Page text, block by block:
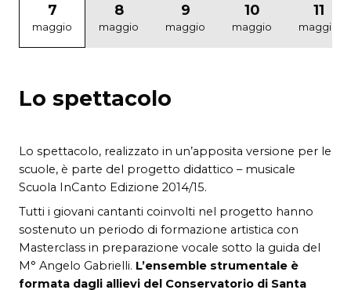
Lo spettacolo
Lo spettacolo, realizzato in un’apposita versione per le
scuole, è parte del progetto didattico – musicale
Scuola InCanto Edizione 2014/15.
Tutti i giovani cantanti coinvolti nel progetto hanno
sostenuto un periodo di formazione artistica con
Masterclass in preparazione vocale sotto la guida del
M° Angelo Gabrielli. L’ensemble strumentale è
formata dagli allievi del Conservatorio di Santa
7
maggio
8
maggio
9
maggio
10
maggio
11
maggio